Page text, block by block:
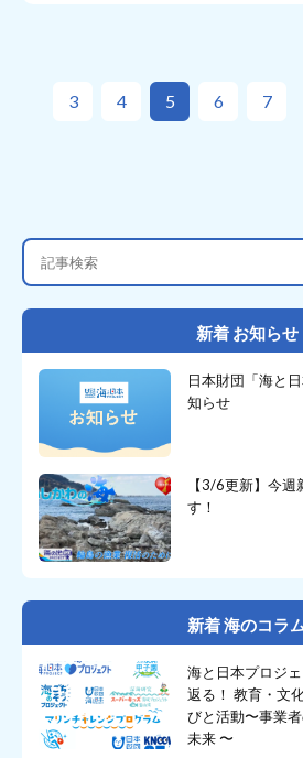
3 4 5 6 7
新着 お知らせ
日本財団「海と
知らせ
【3/6更新】今
す！
新着 海のコラ
海と日本プロジ
返る！ 教育・文
びと活動〜事業
未来 〜